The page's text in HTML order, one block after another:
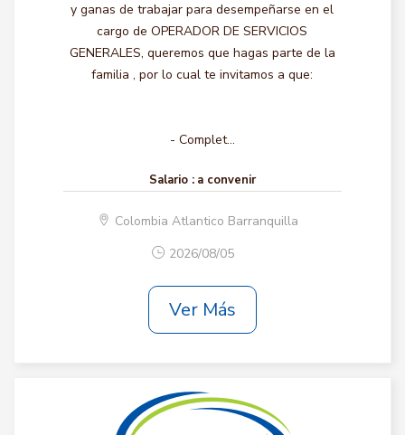
y ganas de trabajar para desempeñarse en el
cargo de OPERADOR DE SERVICIOS
GENERALES, queremos que hagas parte de la
familia , por lo cual te invitamos a que:
- Complet...
Salario : a convenir
Colombia Atlantico Barranquilla
2026/08/05
Ver Más